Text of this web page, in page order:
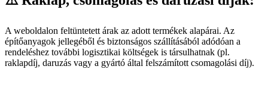
A weboldalon feltüntetett árak az adott termékek alapárai. Az
építőanyagok jellegéből és biztonságos szállításából adódóan a
rendeléshez további logisztikai költségek is társulhatnak (pl.
raklapdíj, daruzás vagy a gyártó által felszámított csomagolási díj).